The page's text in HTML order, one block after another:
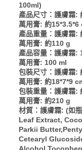
100ml)
產品尺寸：護膚霜:
萬用膏: 約15*3.5*6
產品重量：護膚霜:
萬用膏: 約110 g
產品容量：護膚霜:
萬用膏: 100 ml
包裝尺寸：護膚霜:
萬用膏: 約18*7*9
包裝重量：護膚霜:
萬用膏: 約210 g
材質：護膚霜: (如
Leaf Extract,
Parkii
Cetearyl